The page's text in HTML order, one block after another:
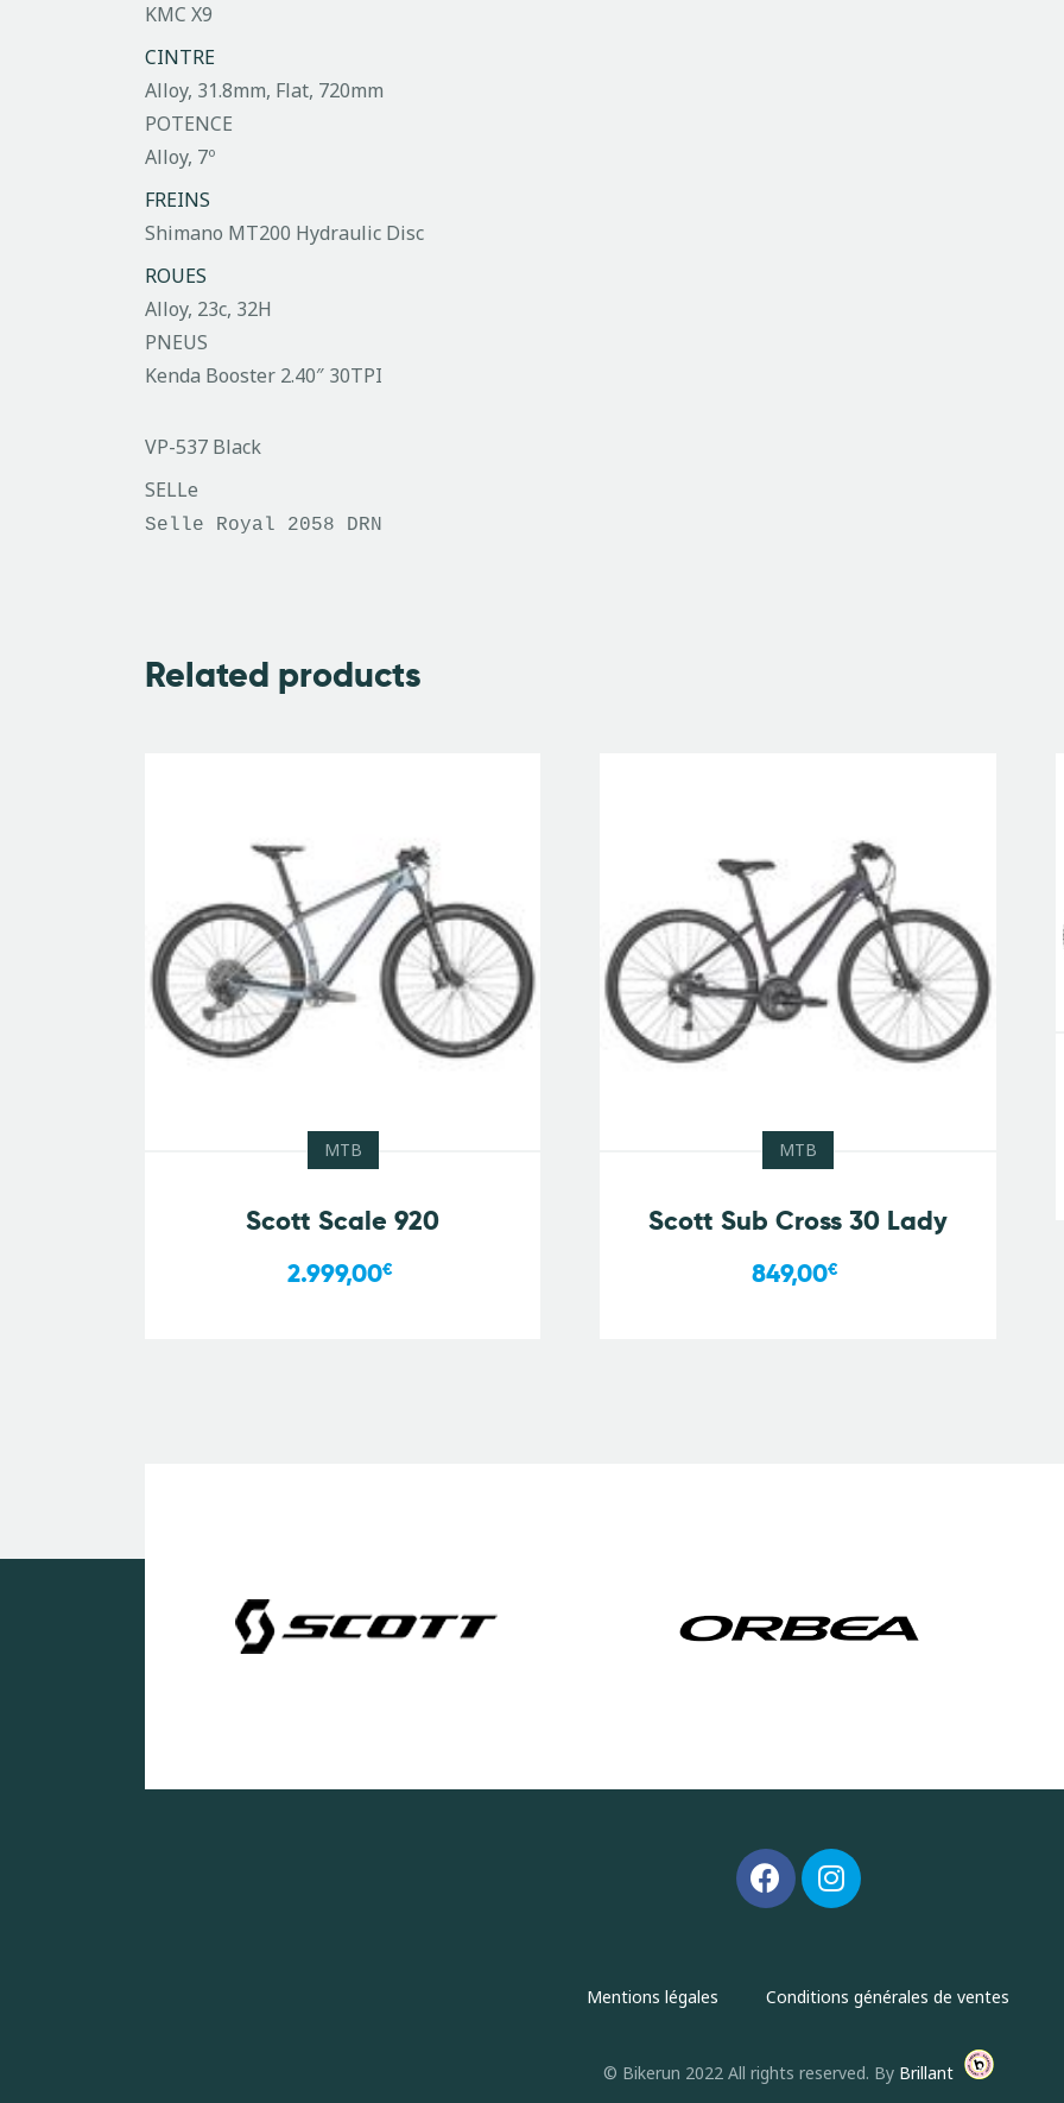
KMC X9
CINTRE
Alloy, 31.8mm, Flat, 720mm
POTENCE
Alloy, 7º
FREINS
Shimano MT200 Hydraulic Disc
ROUES
Alloy, 23c, 32H
PNEUS
Kenda Booster 2.40″ 30TPI
VP-537 Black
SELLe
Selle Royal 2058 DRN
Related products
MTB
Scott Scale 920
2.999,00€
MTB
Scott Sub Cross 30 Lady
849,00€
Mentions légales Conditions générales de ventes
© Bikerun 2022 All rights reserved. By Brillant